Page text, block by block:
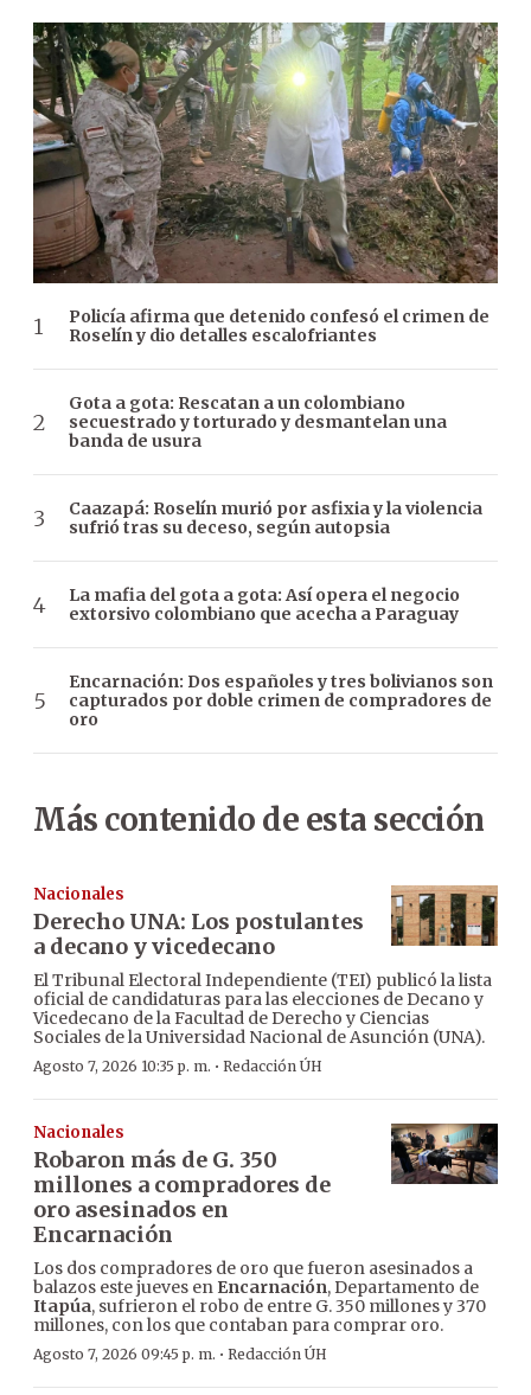
Policía afirma que detenido confesó el crimen de
Roselín y dio detalles escalofriantes
Gota a gota: Rescatan a un colombiano
secuestrado y torturado y desmantelan una
banda de usura
Caazapá: Roselín murió por asfixia y la violencia
sufrió tras su deceso, según autopsia
La mafia del gota a gota: Así opera el negocio
extorsivo colombiano que acecha a Paraguay
Encarnación: Dos españoles y tres bolivianos son
capturados por doble crimen de compradores de
oro
Más contenido de esta sección
Nacionales
Derecho UNA: Los postulantes
a decano y vicedecano
El Tribunal Electoral Independiente (TEI) publicó la lista
oficial de candidaturas para las elecciones de Decano y
Vicedecano de la Facultad de Derecho y Ciencias
Sociales de la Universidad Nacional de Asunción (UNA).
Agosto 7, 2026 10:35 p. m. · Redacción ÚH
Nacionales
Robaron más de G. 350
millones a compradores de
oro asesinados en
Encarnación
Los dos compradores de oro que fueron asesinados a
balazos este jueves en Encarnación, Departamento de
Itapúa, sufrieron el robo de entre G. 350 millones y 370
millones, con los que contaban para comprar oro.
Agosto 7, 2026 09:45 p. m. · Redacción ÚH